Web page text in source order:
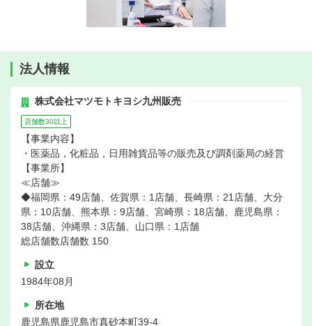
法人情報
株式会社マツモトキヨシ九州販売
店舗数30以上
【事業内容】
・医薬品，化粧品，日用雑貨品等の販売及び調剤薬局の経営
【事業所】
≪店舗≫
◆福岡県：49店舗、佐賀県：1店舗、長崎県：21店舗、大分
県：10店舗、熊本県：9店舗、宮崎県：18店舗、鹿児島県：
38店舗、沖縄県：3店舗、山口県：1店舗
総店舗数店舗数 150
設立
1984年08月
所在地
鹿児島県鹿児島市真砂本町39-4